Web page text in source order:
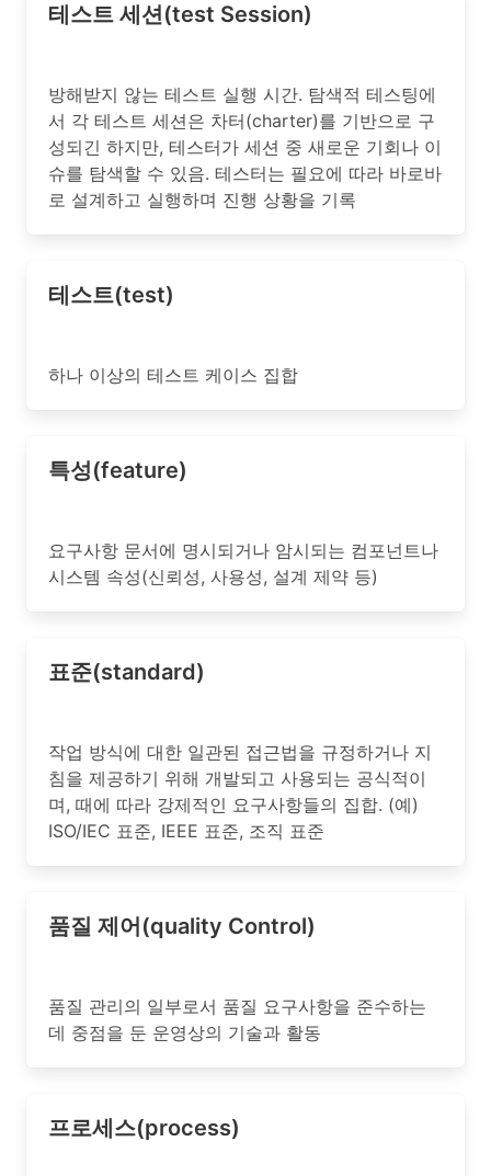
테스트 세션(test Session)
방해받지 않는 테스트 실행 시간. 탐색적 테스팅에
서 각 테스트 세션은 차터(charter)를 기반으로 구
성되긴 하지만, 테스터가 세션 중 새로운 기회나 이
슈를 탐색할 수 있음. 테스터는 필요에 따라 바로바
로 설계하고 실행하며 진행 상황을 기록
테스트(test)
하나 이상의 테스트 케이스 집합
특성(feature)
요구사항 문서에 명시되거나 암시되는 컴포넌트나
시스템 속성(신뢰성, 사용성, 설계 제약 등)
표준(standard)
작업 방식에 대한 일관된 접근법을 규정하거나 지
침을 제공하기 위해 개발되고 사용되는 공식적이
며, 때에 따라 강제적인 요구사항들의 집합. (예)
ISO/IEC 표준, IEEE 표준, 조직 표준
품질 제어(quality Control)
품질 관리의 일부로서 품질 요구사항을 준수하는
데 중점을 둔 운영상의 기술과 활동
프로세스(process)